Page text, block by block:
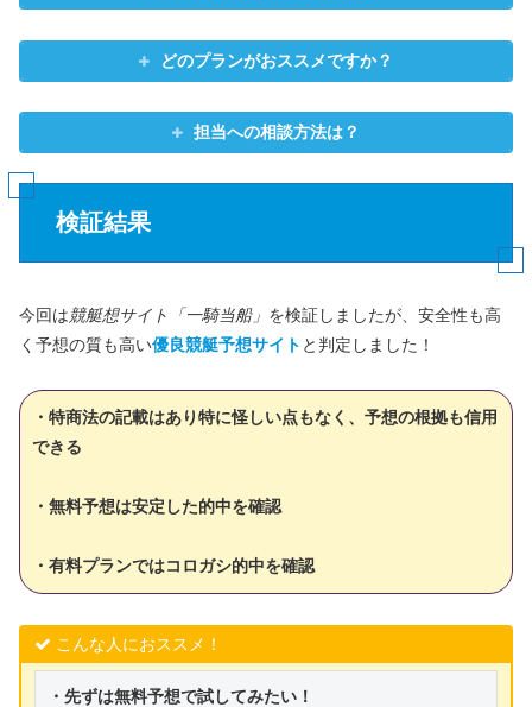
どのプランがおススメですか？
担当への相談方法は？
検証結果
今回は競艇想サイト「一騎当船」 を検証しましたが、安全性も高
く予想の質も高い優良競艇予想サイト と判定しました！
・特商法の記載はあり特に怪しい点もなく、予想の根拠も信用
できる
・無料予想は安定した的中を確認
・有料プランではコロガシ的中を確認
こんな人におススメ！
・先ずは無料予想で試してみたい！